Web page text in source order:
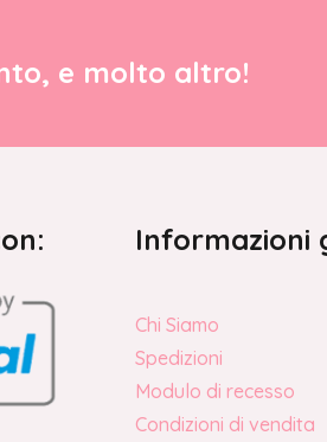
e molto altro!
Informazioni
Chi Siamo
Spedizioni
Modulo di recesso
Condizioni di vendita